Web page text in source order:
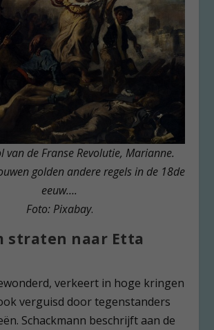
van de Franse Revolutie, Marianne.
golden andere regels in de 18de
eeuw….
Foto: Pixabay.
straten naar Etta
verkeert in hoge kringen
verguisd door tegenstanders
Schackmann beschrijft aan de